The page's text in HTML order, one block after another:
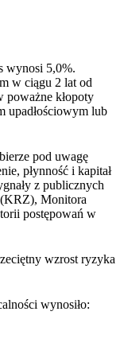
wynosi 5,0%.
w ciągu 2 lat od
poważne kłopoty
upadłościowym lub
pod uwagę
płynność i kapitał
z publicznych
Monitora
postępowań w
wzrost ryzyka
wynosiło: